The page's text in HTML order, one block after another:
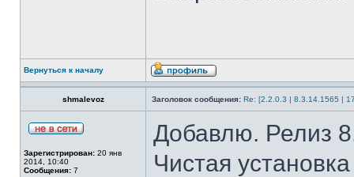
Вернуться к началу
shmalevoz Заголовок сообщения: Re: [2.2.0.3 | 8.3.14.1565 |
Зарегистрирован: 20 янв
2014, 10:40
Сообщения: 7
Добавлю. Релиз
Чистая